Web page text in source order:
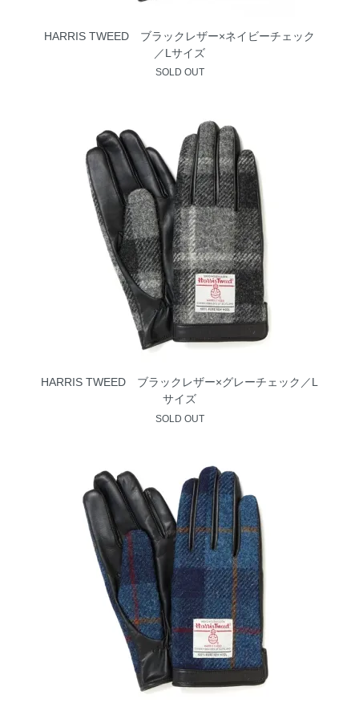
HARRIS TWEED ブラックレザー×ネイビーチェック
／Lサイズ
SOLD OUT
HARRIS TWEED ブラックレザー×グレーチェック／L
サイズ
SOLD OUT